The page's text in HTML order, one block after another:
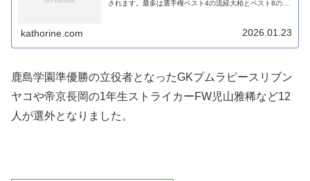
されます。最多は選手権ベスト4の流経大柏とベスト8の帝
kathorine.com 2026.01.23
鹿島学園準優勝の立役者となったGKプムラピースリブン
ヤコや帝京長岡の1年生ストライカーFW児山雅稀など12
人が選外となりました。